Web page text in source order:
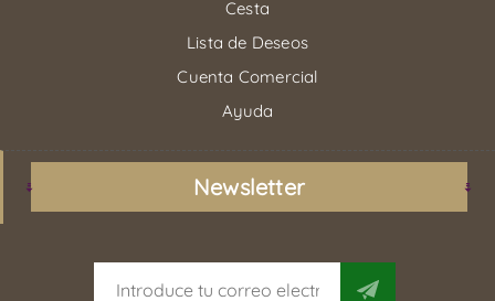
Cesta
Lista de Deseos
Cuenta Comercial
Ayuda
Newsletter